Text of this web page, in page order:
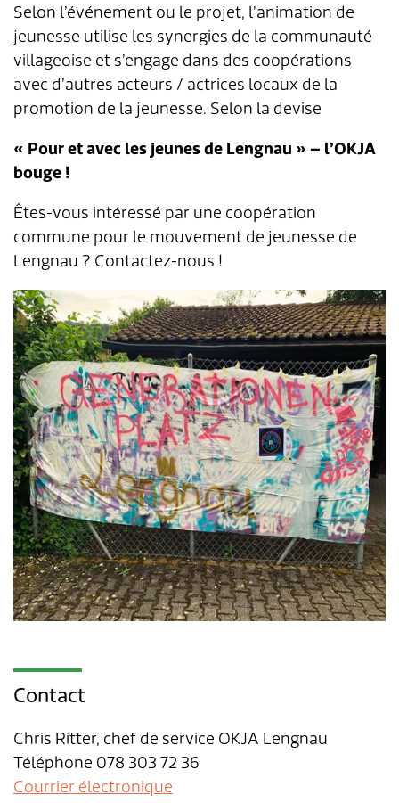
Selon l’événement ou le projet, l’animation de
jeunesse utilise les synergies de la communauté
villageoise et s’engage dans des coopérations
avec d’autres acteurs / actrices locaux de la
promotion de la jeunesse. Selon la devise
« Pour et avec les jeunes de Lengnau » – l’OKJA
bouge !
Êtes-vous intéressé par une coopération
commune pour le mouvement de jeunesse de
Lengnau ? Contactez-nous !
Contact
Chris Ritter, chef de service OKJA Lengnau
Téléphone 078 303 72 36
Courrier électronique